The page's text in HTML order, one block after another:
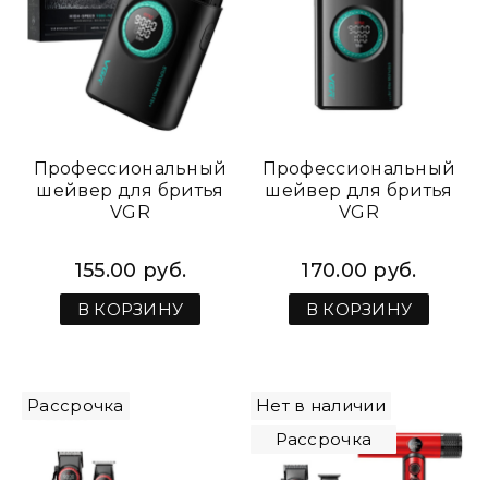
Профессиональный
шейвер для бритья
VGR
155.00 руб.
В КОРЗИНУ
Профессиональный
шейвер для бритья
VGR
170.00 руб.
В КОРЗИНУ
Рассрочка
Нет в наличии
Рассрочка